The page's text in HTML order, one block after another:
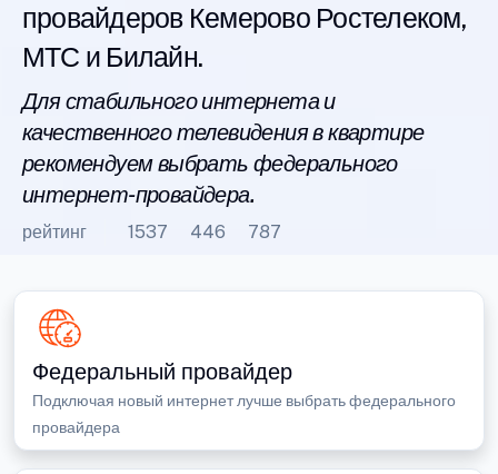
провайдеров Кемерово Ростелеком,
МТС и Билайн.
Для стабильного интернета и
качественного телевидения в квартире
рекомендуем выбрать федерального
интернет-провайдера.
рейтинг 1537 446 787
Федеральный провайдер
Подключая новый интернет лучше выбрать федерального
провайдера